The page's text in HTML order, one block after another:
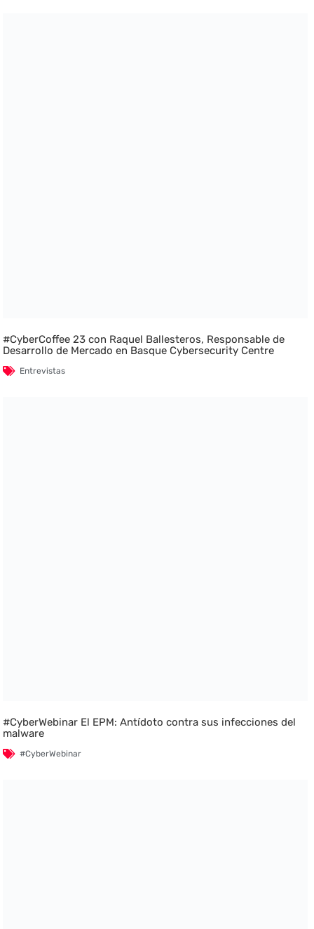
#CyberCoffee 23 con Raquel Ballesteros, Responsable de
Desarrollo de Mercado en Basque Cybersecurity Centre
Entrevistas
#CyberWebinar El EPM: Antídoto contra sus infecciones del
malware
#CyberWebinar